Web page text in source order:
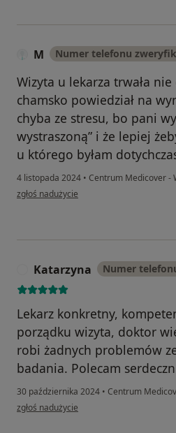
M Numer telefonu
Wizyta u lekarza trwała
chamsko powiedział na
chyba ze stresu, bo pani
wystraszoną” i że lepiej
u którego byłam
4 listopada 2024 • Centrum Medicover -
w opinii użytkownika M
zgłoś nadużycie
Katarzyna Numer
Lekarz konkretny,
porządku wizyta, doktor
robi żadnych problemów
badania. Polecam
30 października 2024 • Centrum
w opinii użytkownika Katarzyna
zgłoś nadużycie